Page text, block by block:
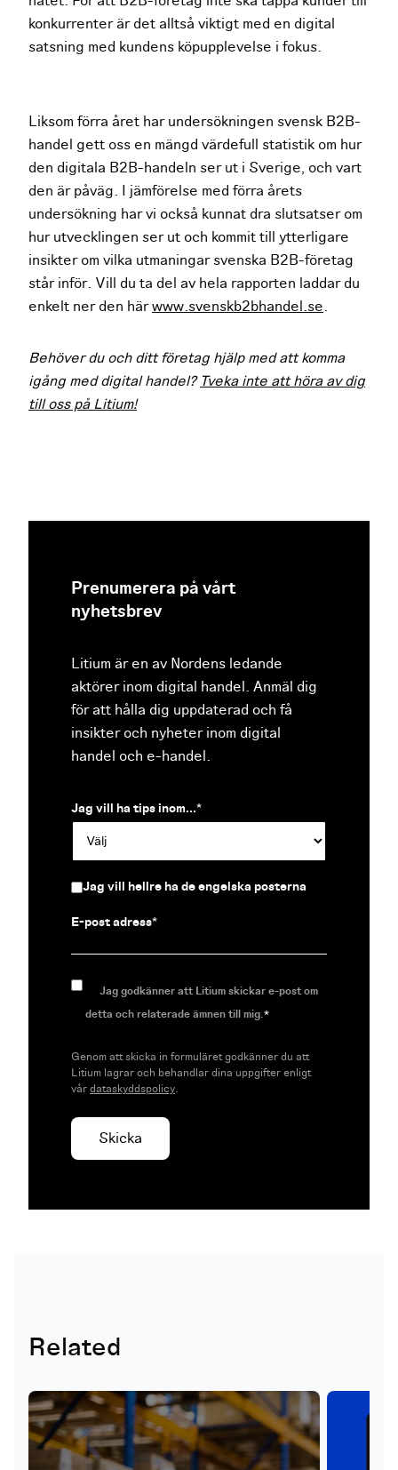
konkurrenter är det alltså viktigt med en digital
satsning med kundens köpupplevelse i fokus.
Liksom förra året har undersökningen svensk B2B-
handel gett oss en mängd värdefull statistik om hur
den digitala B2B-handeln ser ut i Sverige, och vart
den är påväg. I jämförelse med förra årets
undersökning har vi också kunnat dra slutsatser om
hur utvecklingen ser ut och kommit till ytterligare
insikter om vilka utmaningar svenska B2B-företag
står inför. Vill du ta del av hela rapporten laddar du
enkelt ner den härwww.svenskb2bhandel.se.
Behöver du och ditt företag hjälp med att komma
igång med digital handel? Tveka inte att höra av dig
till oss på Litium!
Prenumerera på vårt
nyhetsbrev
Litium är en av Nordens ledande
aktörer inom digital handel. Anmäl dig
för att hålla dig uppdaterad och få
insikter och nyheter inom digital
handel och e-handel.
Jag vill ha tips inom...*
Jag vill hellre ha de engelska posterna
E-post adress*
Jag godkänner att Litium skickar e-post om
detta och relaterade ämnen till mig.*
Genom att skicka in formuläret godkänner du att
Litium lagrar och behandlar dina uppgifter enligt
vårdataskyddspolicy.
Related